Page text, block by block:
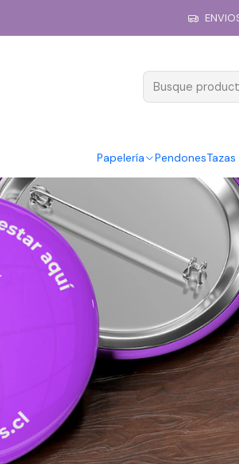
Papelería Pendones
Inicio